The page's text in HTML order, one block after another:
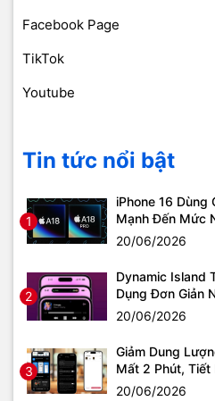
Facebook Page
TikTok
Youtube
Tin tức nổi bật
1
iPhone 16 Dùng
Mạnh Đến Mức
20/06/2026
2
Dynamic Island
Dụng Đơn Giản
20/06/2026
3
Giảm Dung
Mất 2 Phút, Tiết
20/06/2026